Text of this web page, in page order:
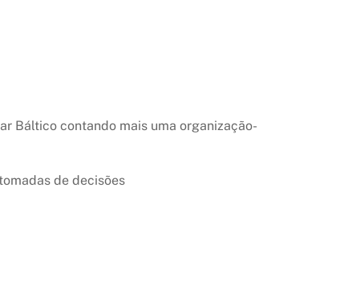
Báltico contando mais uma organização-
de decisões